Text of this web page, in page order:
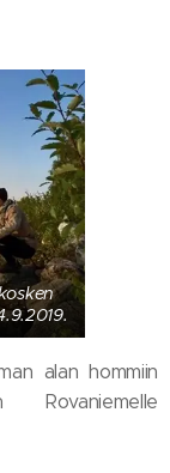
alan hommiin